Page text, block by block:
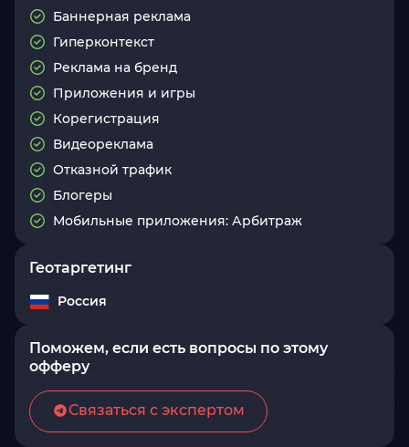
Баннерная реклама
Гиперконтекст
Реклама на бренд
Приложения и игры
Корегистрация
Видеореклама
Отказной трафик
Блогеры
Мобильные приложения: Арбитраж
Геотаргетинг
Россия
Поможем, если есть вопросы по этому
офферу
Связаться с экспертом